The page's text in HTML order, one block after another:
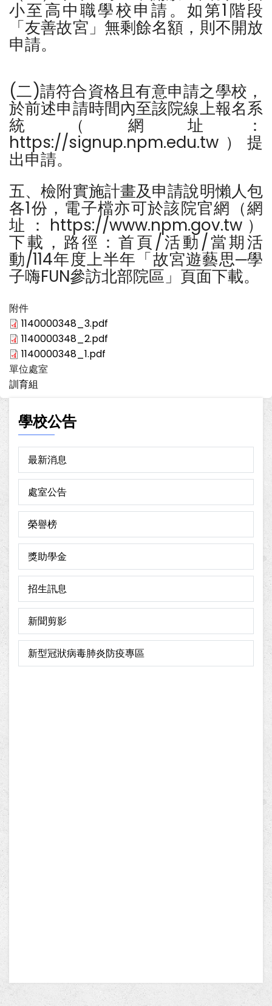
小至高中職學校申請。如第1階段
「友善故宮」無剩餘名額，則不開放
申請。
(二)請符合資格且有意申請之學校，
於前述申請時間內至該院線上報名系
統（網址：
https://signup.npm.edu.tw）提
出申請。
五、檢附實施計畫及申請說明懶人包
各1份，電子檔亦可於該院官網（網
址：https://www.npm.gov.tw）
下載，路徑：首頁/活動/當期活
動/114年度上半年「故宮遊藝思─學
子嗨FUN參訪北部院區」頁面下載。
附件
1140000348_3.pdf
1140000348_2.pdf
1140000348_1.pdf
單位處室
訓育組
學校公告
最新消息
處室公告
榮譽榜
獎助學金
招生訊息
新聞剪影
新型冠狀病毒肺炎防疫專區